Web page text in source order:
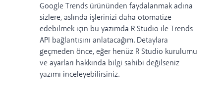
Google Trends ürününden faydalanmak adına
sizlere, aslında işlerinizi daha otomatize
edebilmek için bu yazımda R Studio ile Trends
API bağlantısını anlatacağım. Detaylara
geçmeden önce, eğer henüz R Studio kurulumu
ve ayarları hakkında bilgi sahibi değilseniz
yazımı inceleyebilirsiniz.